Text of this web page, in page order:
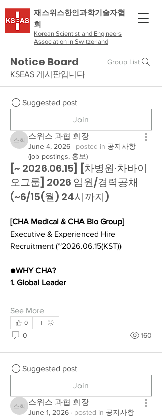
​재스위스한인과학기술자협
회
Korean Scientist and Engineers
Association in Switzerland
Notice Board Group List
KSEAS 게시판입니다
Suggested post
Join
스위스 과협 회장
스위스 과협 회장
June 4, 2026 · posted in 공지사항
(job postings, 홍보)
[~ 2026.06.15] [차병원·차바이
오그룹] 2026 임원/경력공채
(~6/15(월) 24시까지)
[CHA Medical & CHA Bio Group]
Executive & Experienced Hire
Recruitment (~2026.06.15(KST))
●WHY CHA?
1. Global Leader
See More
0
0 160
Suggested post
Join
스위스 과협 회장
스위스 과협 회장
June 1, 2026 · posted in 공지사항